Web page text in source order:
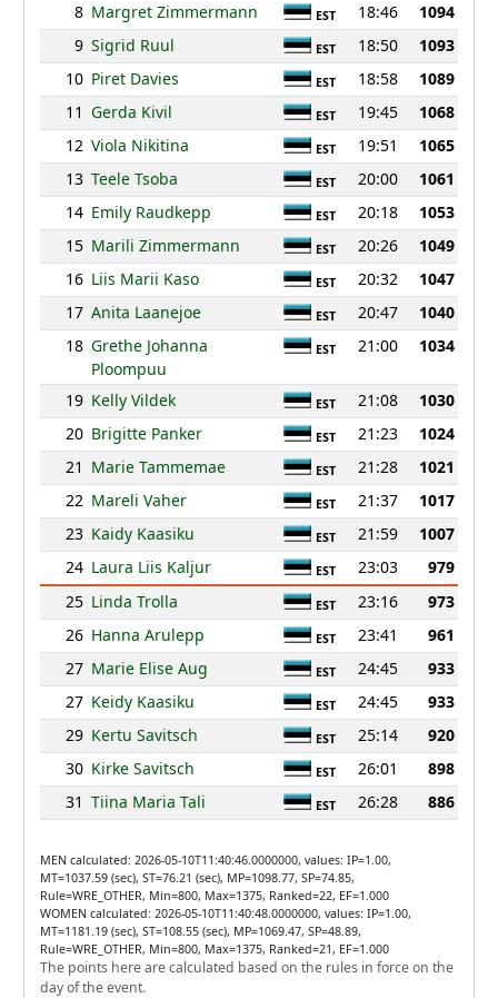
8 Margret Zimmermann EST 18:46
1094
9 Sigrid Ruul EST 18:50
1093
10 Piret Davies EST 18:58
1089
11 Gerda Kivil EST 19:45
1068
12 Viola Nikitina EST 19:51
1065
13 Teele Tsoba EST 20:00
1061
14 Emily Raudkepp EST 20:18
1053
15 Marili Zimmermann EST 20:26
1049
16 Liis Marii Kaso EST 20:32
1047
17 Anita Laanejoe EST 20:47
1040
18 Grethe Johanna
Ploompuu
EST 21:00 1034
19 Kelly Vildek EST 21:08
1030
20 Brigitte Panker EST 21:23
1024
21 Marie Tammemae EST 21:28
1021
22 Mareli Vaher EST 21:37
1017
23 Kaidy Kaasiku EST 21:59
1007
24 Laura Liis Kaljur EST 23:03
979
25 Linda Trolla EST 23:16
973
26 Hanna Arulepp EST 23:41
961
27 Marie Elise Aug EST 24:45
933
27 Keidy Kaasiku EST 24:45
933
29 Kertu Savitsch EST 25:14
920
30 Kirke Savitsch EST 26:01
898
31 Tiina Maria Tali EST 26:28 886
MEN calculated: 2026-05-10T11:40:46.0000000, values: IP=1.00,
MT=1037.59 (sec), ST=76.21 (sec), MP=1098.77, SP=74.85,
Rule=WRE_OTHER, Min=800, Max=1375, Ranked=22, EF=1.000
WOMEN calculated: 2026-05-10T11:40:48.0000000, values: IP=1.00,
MT=1181.19 (sec), ST=108.55 (sec), MP=1069.47, SP=48.89,
Rule=WRE_OTHER, Min=800, Max=1375, Ranked=21, EF=1.000
The points here are calculated based on the rules in force on the
day of the event.